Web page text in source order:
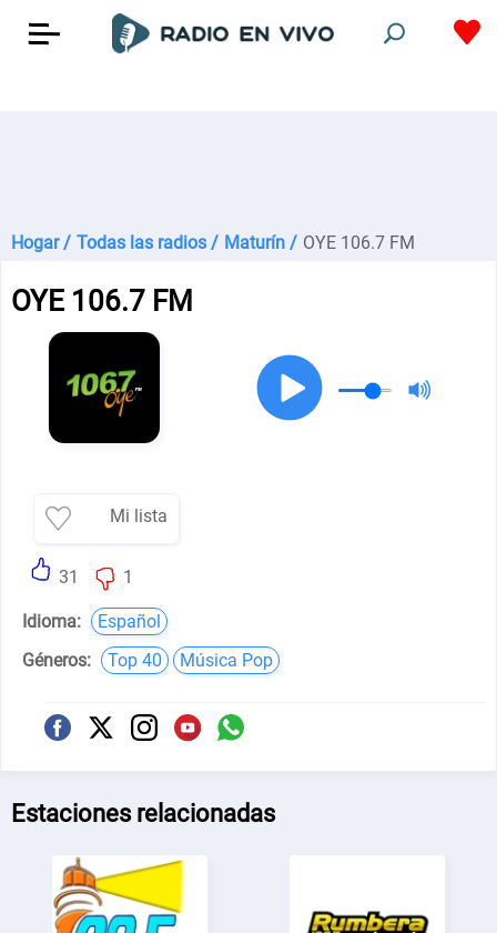
Hogar / Todas las radios / Maturín / OYE 106.7 FM
OYE 106.7 FM
Mi lista
31 1
Idioma:
Español
Géneros:
Top 40 Música Pop
Estaciones relacionadas